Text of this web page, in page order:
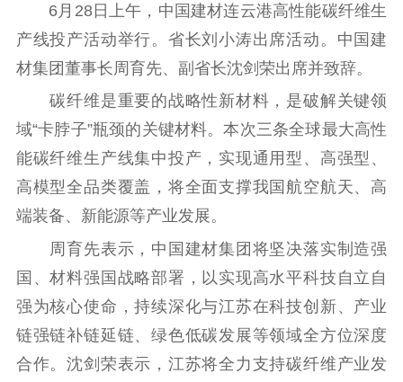
理论学习 宣传宣讲 研究阐释
哲学社科
社科强省 工作通知
成果集萃
江苏文脉
资料下载
新闻宣传
主题宣传 对外宣传
记者之家
品牌栏目
文化文艺
精品生产 文化惠民
文化传承
文化交流
体制改革
文化产业
6月28日上午，中国建材连云港高性能碳纤维生
产线投产活动举行。省长刘小涛出席活动。中国建
材集团董事长周育先、副省长沈剑荣出席并致辞。
碳纤维是重要的战略性新材料，是破解关键领
域“卡脖子”瓶颈的关键材料。本次三条全球最大高性
能碳纤维生产线集中投产，实现通用型、高强型、
高模型全品类覆盖，将全面支撑我国航空航天、高
端装备、新能源等产业发展。
周育先表示，中国建材集团将坚决落实制造强
国、材料强国战略部署，以实现高水平科技自立自
强为核心使命，持续深化与江苏在科技创新、产业
链强链补链延链、绿色低碳发展等领域全方位深度
合作。沈剑荣表示，江苏将全力支持碳纤维产业发